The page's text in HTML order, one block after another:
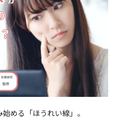
める「ほうれい線」。